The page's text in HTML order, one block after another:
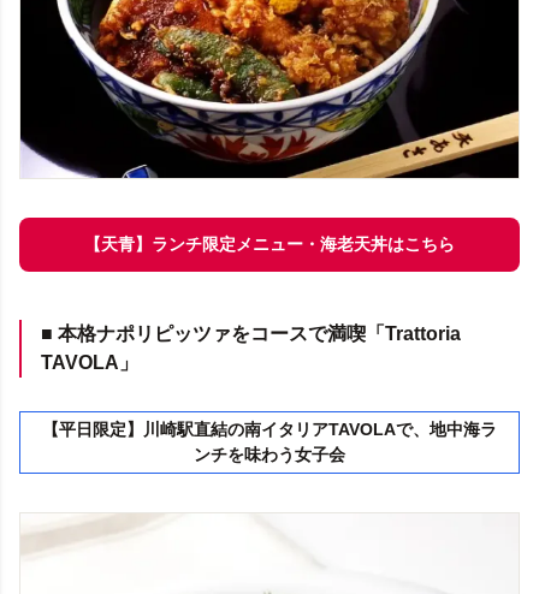
【天青】ランチ限定メニュー・海老天丼はこちら
■ 本格ナポリピッツァをコースで満喫「Trattoria
TAVOLA」
【平日限定】川崎駅直結の南イタリアTAVOLAで、地中海ラ
ンチを味わう女子会